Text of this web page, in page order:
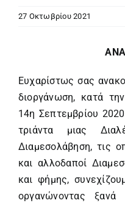
27 Οκτωβρίου 2021
Ευχαρίστως σας
διοργάνωση, κατά
14η Σεπτεμβρίου
τριάντα μιας
Διαμεσολάβηση, τις
και αλλοδαποί
και φήμης,
οργανώνοντας